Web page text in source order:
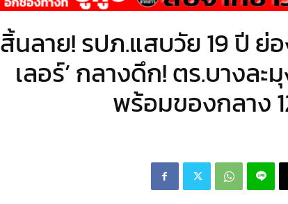
สิ้นลาย! รปภ.แสบวัย 19 ปี ย่
เลอร์’ กลางดึก! ตร.บางล
พร้อมของกลาง